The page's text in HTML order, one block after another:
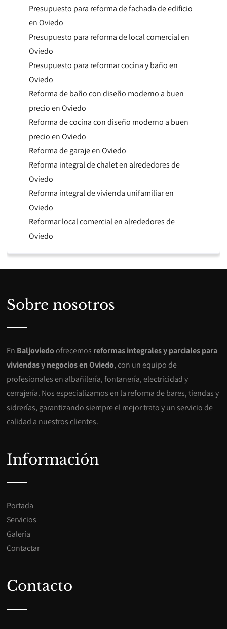
Presupuesto para reforma de fachada de edificio
en Oviedo
Presupuesto para reforma de local comercial en
Oviedo
Presupuesto para reformar cocina y baño en
Oviedo
Reforma de baño con diseño moderno a buen
precio en Oviedo
Reforma de cocina con diseño moderno a buen
precio en Oviedo
Reforma de garaje en Oviedo
Reforma integral de chalet en alrededores de
Oviedo
Reforma integral de vivienda unifamiliar en
Oviedo
Reformar local comercial en alrededores de
Oviedo
Sobre nosotros
En Baljoviedoofrecemos reformas integrales y parciales para
viviendas y negocios en Oviedo, con un equipo de
profesionales en albañilería, fontanería, electricidad y
cerrajería. Nos especializamos en la reforma de bares, tiendas y
sidrerías, garantizando siempre el mejor trato y un servicio de
calidad a nuestros clientes.
Información
Portada
Servicios
Galería
Contactar
Contacto